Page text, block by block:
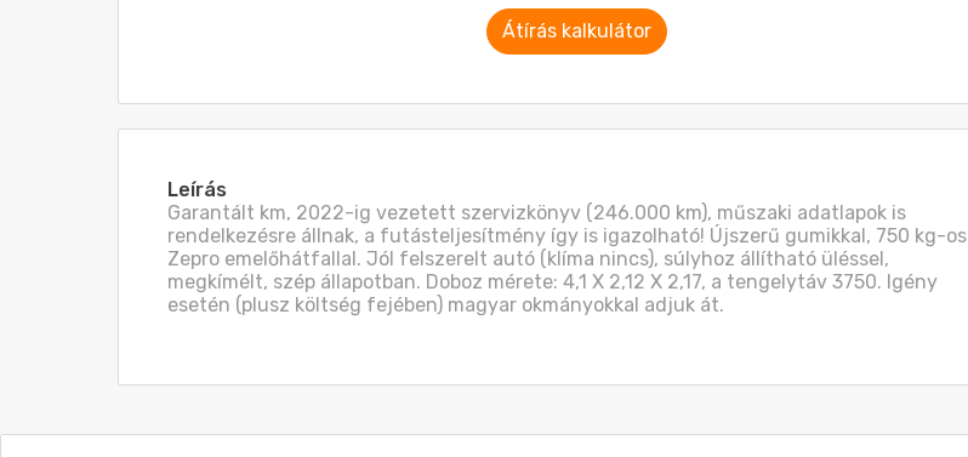
Átírás kalkulátor
Leírás
Garantált km, 2022-ig vezetett szervizkönyv (246.000 km), műszaki adatlapok is
rendelkezésre állnak, a futásteljesítmény így is igazolható! Újszerű gumikkal, 750 kg-os
Zepro emelőhátfallal. Jól felszerelt autó (klíma nincs), súlyhoz állítható üléssel,
megkímélt, szép állapotban. Doboz mérete: 4,1 X 2,12 X 2,17, a tengelytáv 3750. Igény
esetén (plusz költség fejében) magyar okmányokkal adjuk át.